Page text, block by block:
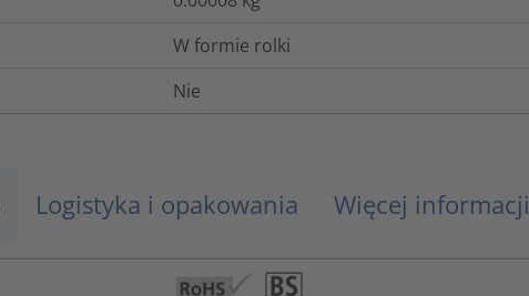
W formie rolki
Nie
Logistyka i opakowania Więcej informacji